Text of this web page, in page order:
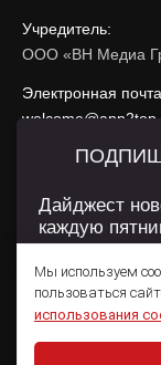
Учредитель:
ООО «ВН Медиа
Электронная
При
Сайт использует
использования
Пользовательском
Мы используем
пользоваться
использования
Дайджест
каждую